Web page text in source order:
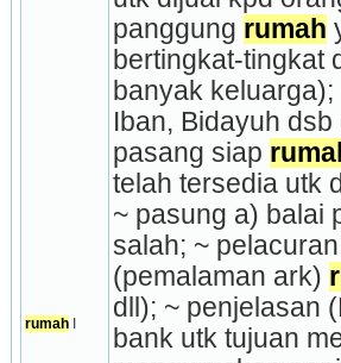
rumah I
panggung rumah
bertingkat-tingkat
banyak
Iban, Bidayuh
pasang siap
telah tersedia utk
~ pasung a) balai
salah; ~ pelacuran
(pemalaman ark)
dll); ~ pen­jelasan
bank utk tujuan